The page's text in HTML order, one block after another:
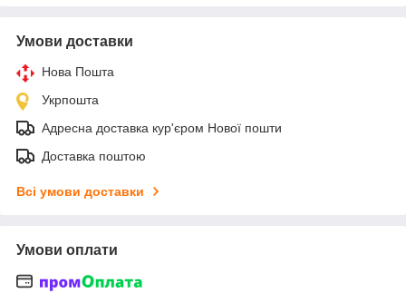
Умови доставки
Нова Пошта
Укрпошта
Адресна доставка кур'єром Нової пошти
Доставка поштою
Всі умови доставки
Умови оплати